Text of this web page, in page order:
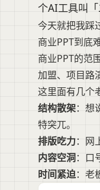
个AI工具叫
今天就把我踩
商业PPT到底
商业PPT的范
加盟、项目路
这里面有几个
结构散架：想
特突兀。
排版吃力：网
内容空洞：口
时间紧迫：老